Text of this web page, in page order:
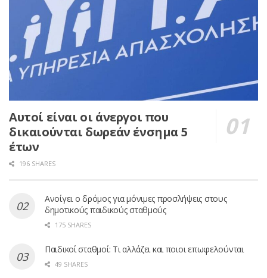
Αυτοί είναι οι άνεργοι που
δικαιούνται δωρεάν ένσημα 5
έτων
196 SHARES
Ανοίγει ο δρόμος για μόνιμες προσλήψεις στους
δημοτικούς παιδικούς σταθμούς
175 SHARES
Παιδικοί σταθμοί: Τι αλλάζει και ποιοι επωφελούνται
49 SHARES